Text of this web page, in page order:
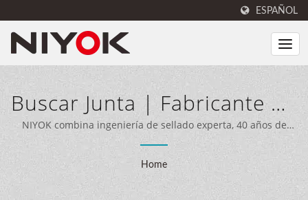
ESPAÑOL
Buscar Junta | Fabricante De
Sellos Y Productos De Goma
| NIYOK SEALING PARTS
CO., LTD.
NIYOK combina ingeniería de sellado experta, 40 años de
experiencia en fabricación y equipos de producción
avanzados para ofrecer soluciones de sellado integrales a
clientes en todo el mundo.
Home